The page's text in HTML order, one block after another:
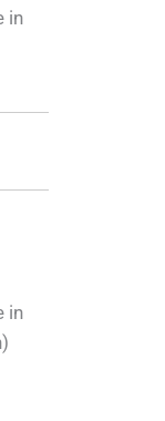
in
in
)